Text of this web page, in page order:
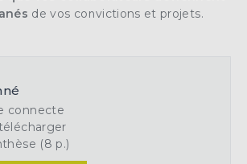
de vos convictions et projets.
connecte
(8 p.)